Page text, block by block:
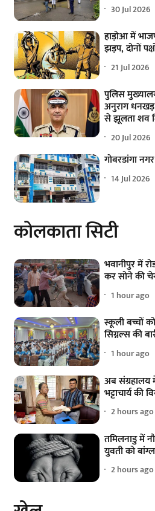
30 Jul 2026
हाड़ोआ में
झड़प, दोनों
21 Jul 2026
पुलिस
अनुराग
से झूलता शव
20 Jul 2026
गोबरडांगा
14 Jul 2026
कोलकाता सिटी
भवानीपुर में
कर सोने की
1 hour ago
स्कूली बच्चों
सिग्नल्स की
1 hour ago
अब संग्रहालय
भट्टाचार्य की
2 hours ago
तमिलनाडु में
युवती को
2 hours ago